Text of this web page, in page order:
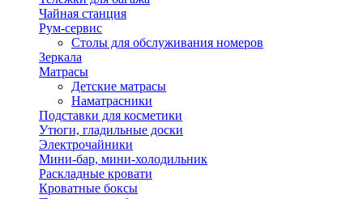
Чайная станция
Рум-сервис
Столы для обслуживания номеров
Зеркала
Матрасы
Детские матрасы
Наматрасники
Подставки для косметики
Утюги, гладильные доски
Электрочайники
Мини-бар, мини-холодильник
Раскладные кровати
Кроватные боксы